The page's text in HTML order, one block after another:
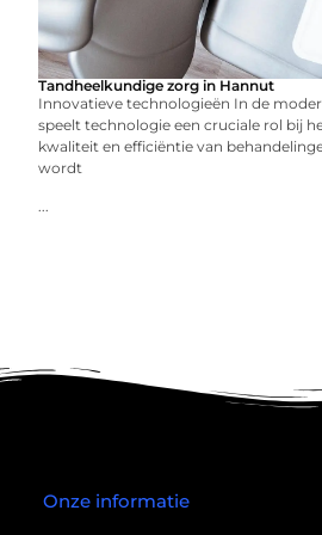
Tandheelkundige zorg in Hannut
Innovatieve technologieën In de
speelt technologie een cruciale rol bij
kwaliteit en efficiëntie van
wordt
...
Onze informatie